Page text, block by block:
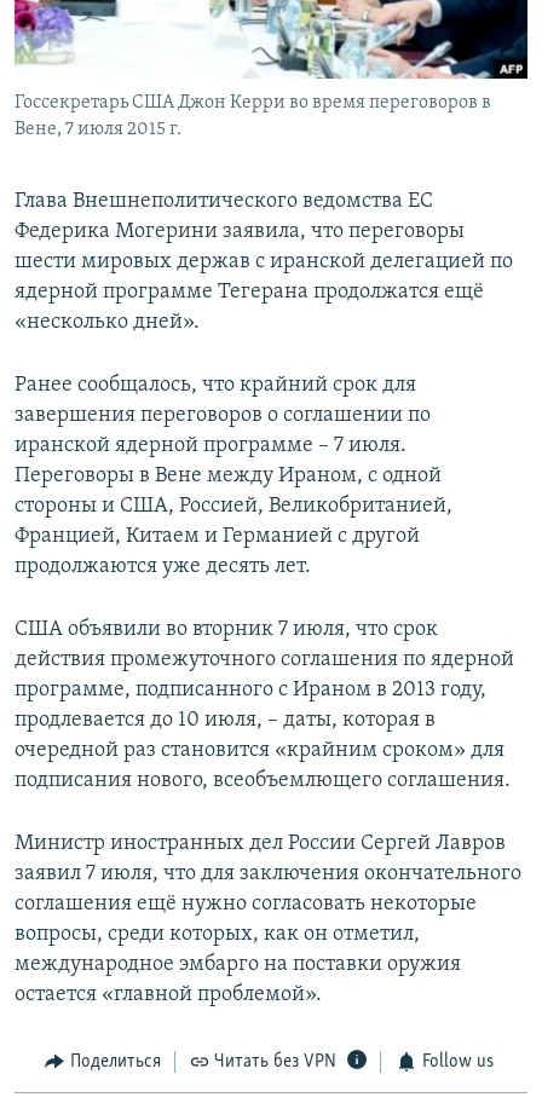
ПОБЕДИТЕЛЕЙ НЕ СУДЯТ?
КРЫМ.НЕПОКОРЕННЫЙ
ELIFBE
ПРИСОЕДИНЯЙТЕСЬ!
Госсекретарь США Джон Керри во время переговоров в
Вене, 7 июля 2015 г.
Глава Внешнеполитического ведомства ЕС
Федерика Могерини заявила, что переговоры
шести мировых держав с иранской делегацией по
ядерной программе Тегерана продолжатся ещё
«несколько дней».
Ранее сообщалось, что крайний срок для
завершения переговоров о соглашении по
иранской ядерной программе – 7 июля.
Переговоры в Вене между Ираном, с одной
стороны и США, Россией, Великобританией,
Францией, Китаем и Германией с другой
продолжаются уже десять лет.
США объявили во вторник 7 июля, что срок
действия промежуточного соглашения по ядерной
программе, подписанного с Ираном в 2013 году,
продлевается до 10 июля, – даты, которая в
очередной раз становится «крайним сроком» для
подписания нового, всеобъемлющего соглашения.
Министр иностранных дел России Сергей Лавров
заявил 7 июля, что для заключения окончательного
соглашения ещё нужно согласовать некоторые
вопросы, среди которых, как он отметил,
международное эмбарго на поставки оружия
остается «главной проблемой».
Поделиться Читать без VPN Follow us